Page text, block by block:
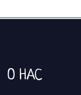
О НАС